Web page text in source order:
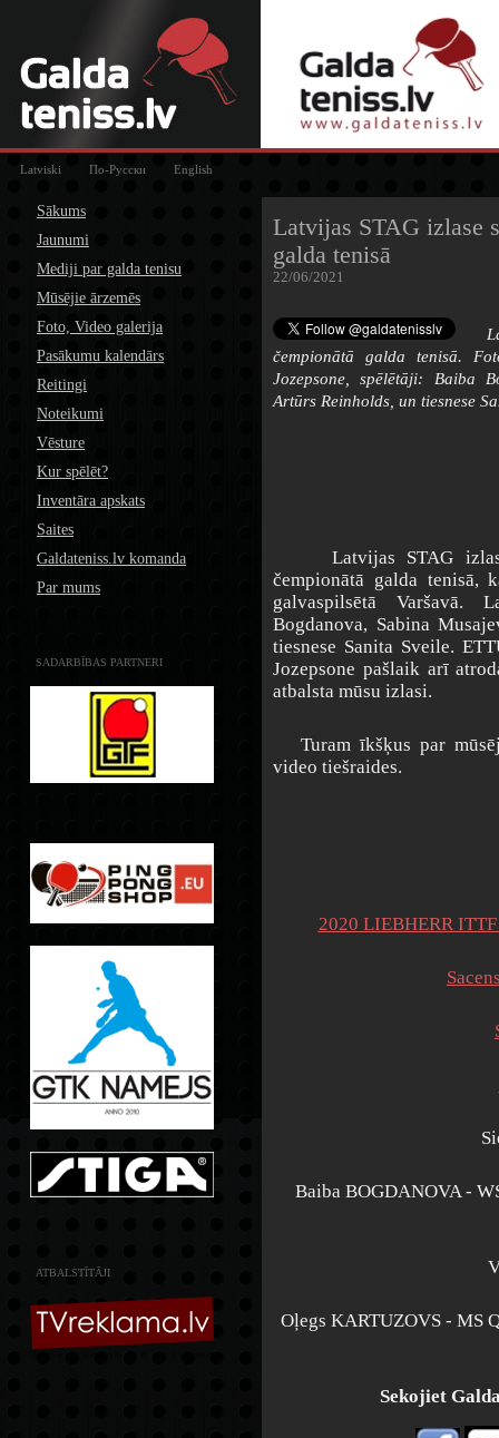
Latviski По-Русски English
Sākums
Jaunumi
Mediji par galda tenisu
Mūsējie ārzemēs
Foto, Video galerija
Pasākumu kalendārs
Reitingi
Noteikumi
Vēsture
Kur spēlēt?
Inventāra apskats
Saites
Galdateniss.lv komanda
Par mums
SADARBĪBAS PARTNERI
ATBALSTĪTĀJI
Latvijas STAG izlase
galda tenisā
22/06/2021
čempionātā galda tenisā.
Jozepsone, spēlētāji: Baiba
Artūrs Reinholds, un tiesnese
Latvijas STAG izlase
čempionātā galda tenisā,
galvaspilsētā Varšavā.
Bogdanova, Sabina
tiesnese Sanita Sveile.
Jozepsone pašlaik arī
atbalsta mūsu izlasi.
Turam īkšķus par
video tiešraides.
2020 LIEBHERR
Baiba BOGDANOVA -
Oļegs KARTUZOVS -
Sekojiet